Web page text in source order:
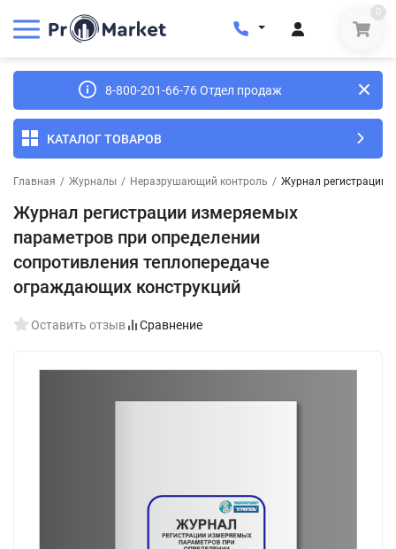
0
8-800-201-66-76 Отдел продаж
КАТАЛОГ ТОВАРОВ
Главная / Журналы / Неразрушающий контроль / Журнал регистрации
Журнал регистрации измеряемых
параметров при определении
сопротивления теплопередаче
ограждающих конструкций
Оставить отзыв Сравнение